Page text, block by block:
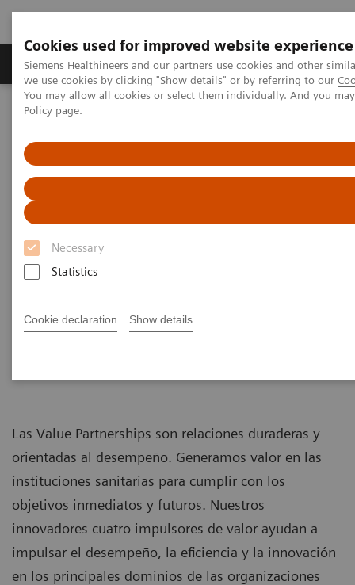
Cookies used for improved website experience
Siemens Healthineers and our partners use cookies and other
we use cookies by clicking "Show details" or by referring to our
You may allow all cookies or select them individually. And you
Policy page.
Necessary
Statistics
Cookie declaration Show details
Productos y servicios Especialidades Clínicas
Siemens Healthineers Latinoamérica
Portfolio de Value Partnerships Enterprise Services - Siemens
Healthineers
Impulsores de valor y de
excelencia
la excelencia en las instituciones
sanitarias
Las Value Partnerships son relaciones duraderas y
orientadas al desempeño. Generamos valor en las
instituciones sanitarias para cumplir con los
objetivos inmediatos y futuros. Nuestros
innovadores cuatro impulsores de valor ayudan a
impulsar el desempeño, la eficiencia y la innovación
en los principales dominios de las organizaciones